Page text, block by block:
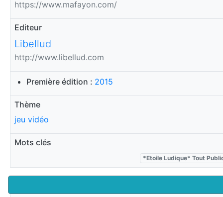
https://www.mafayon.com/
Editeur
Libellud
http://www.libellud.com
Première édition : 2015
Thème
jeu vidéo
Mots clés
*Etoile Ludique* Tout